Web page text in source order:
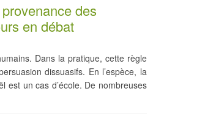
des
en débat
Dans la pratique, cette règle
dissuasifs. En l’espèce, la
est un cas d’école. De nombreuses